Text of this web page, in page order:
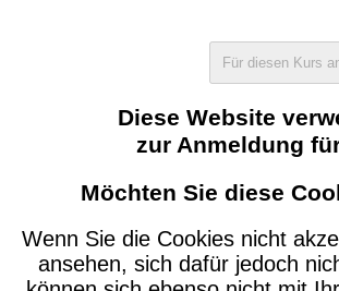
Diese Website
zur Anmeldung
Möchten Sie diese
Wenn Sie die Cookies nicht
ansehen, sich dafür jedoch